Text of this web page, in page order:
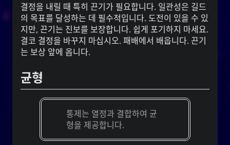
결정을 내릴 때 특히 끈기가 필요합니다. 일관성은 길드
의 목표를 달성하는 데 필수적입니다. 도전이 있을 수 있
지만, 끈기는 진보를 보장합니다. 쉽게 포기하지 마세요.
결코 결정을 바꾸지 마십시오. 패배에서 배웁니다. 끈기
는 보상 앞에 옵니다.
균형
통제는 열정과 결합하여 균
형을 제공합니다.